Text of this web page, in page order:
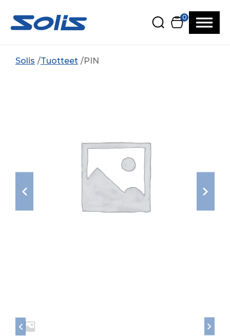
0
Solis Tuotteet PIN